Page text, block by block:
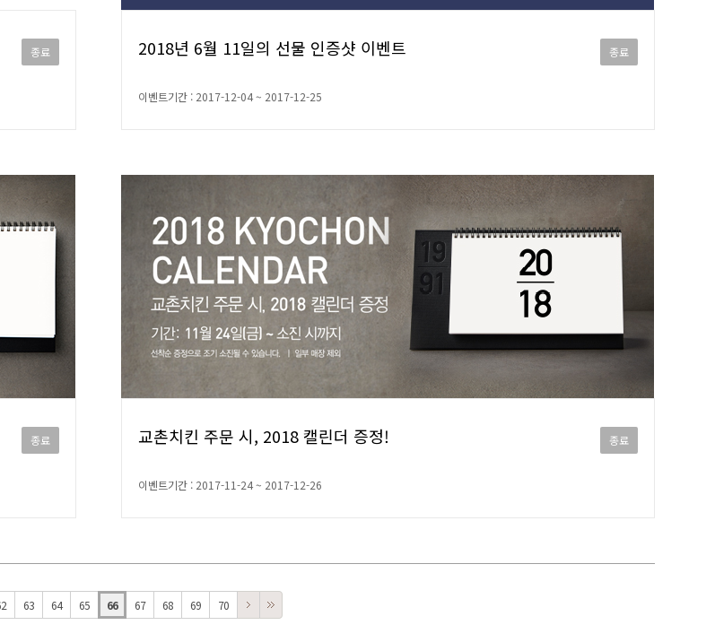
종료 종료
2018년 6월 11일의 선물 인증샷 이벤트
이벤트기간 : 2017-12-04 ~ 2017-12-25
종료 종료
교촌치킨 주문 시, 2018 캘린더 증정!
이벤트기간 : 2017-11-24 ~ 2017-12-26
63 64 65 66 67 68 69 70